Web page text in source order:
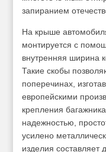
запиранием
На крыше
монтируется с
внутренняя ширина
Такие скобы
поперечинах,
европейскими
крепления
надежностью,
усилено
изделия составляет